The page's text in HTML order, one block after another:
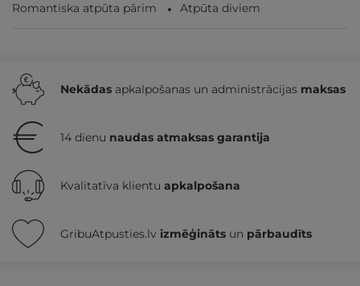
Romantiska atpūta pārim
Atpūta diviem
Nekādas apkalpošanas un administrācijas maksas
14 dienu naudas atmaksas garantija
Kvalitatīva klientu apkalpošana
GribuAtpusties.lv izmēģināts un pārbaudīts